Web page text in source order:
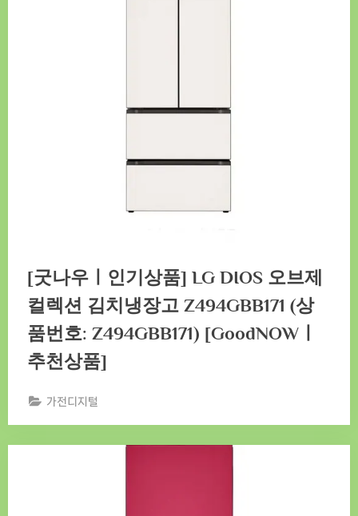
[굿나우ㅣ인기상품] LG DIOS 오브제
컬렉션 김치냉장고 Z494GBB171 (상
품번호: Z494GBB171) [GoodNOWㅣ
추천상품]
가전디지털